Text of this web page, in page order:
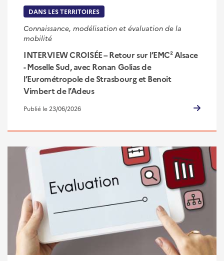
DANS LES TERRITOIRES
Connaissance, modélisation et évaluation de la
mobilité
INTERVIEW CROISÉE – Retour sur l’EMC² Alsace
- Moselle Sud, avec Ronan Golias de
l’Eurométropole de Strasbourg et Benoit
Vimbert de l’Adeus
Publié le 23/06/2026